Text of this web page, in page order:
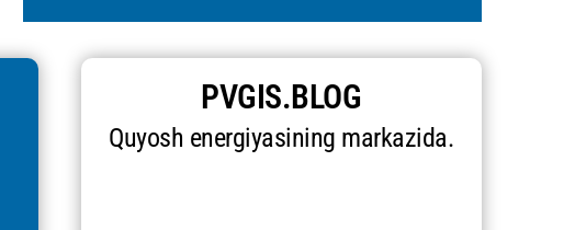
PVGIS.BLOG
Quyosh energiyasining markazida.